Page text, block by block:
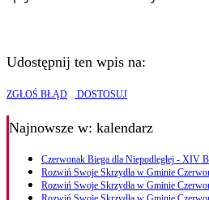
Udostępnij ten wpis na:
ZGŁOŚ BŁĄD DOSTOSUJ
Najnowsze w: kalendarz
Czerwonak Biega dla Niepodległej - XIV
Rozwiń Swoje Skrzydła w Gminie
Rozwiń Swoje Skrzydła w Gminie